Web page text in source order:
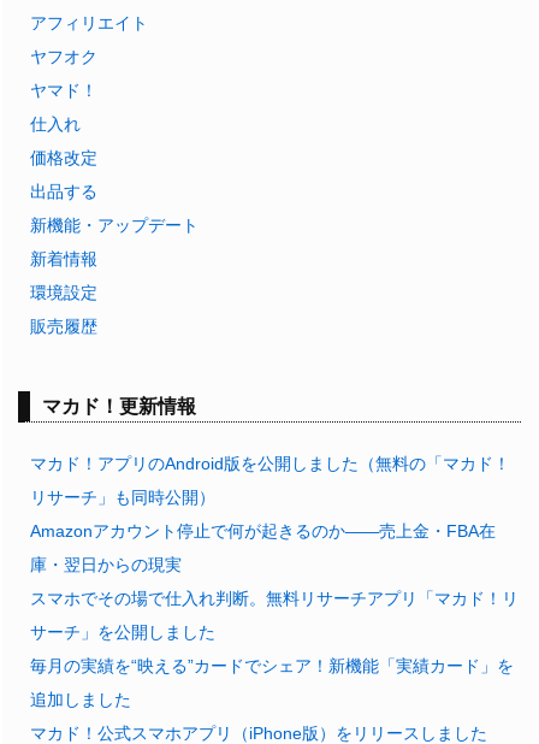
アフィリエイト
ヤフオク
ヤマド！
仕入れ
価格改定
出品する
新機能・アップデート
新着情報
環境設定
販売履歴
マカド！更新情報
マカド！アプリのAndroid版を公開しました（無料の「マカド！
リサーチ」も同時公開）
Amazonアカウント停止で何が起きるのか——売上金・FBA在
庫・翌日からの現実
スマホでその場で仕入れ判断。無料リサーチアプリ「マカド！リ
サーチ」を公開しました
毎月の実績を“映える”カードでシェア！新機能「実績カード」を
追加しました
マカド！公式スマホアプリ（iPhone版）をリリースしました